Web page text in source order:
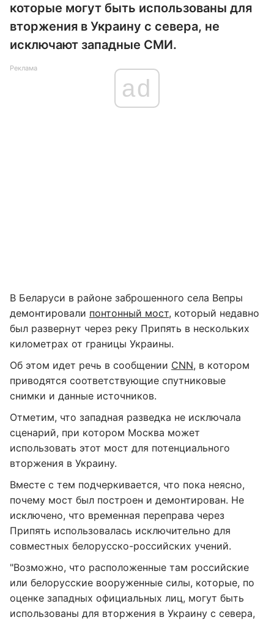
которые могут быть использованы для
вторжения в Украину с севера, не
исключают западные СМИ.
Реклама
ad
В Беларуси в районе заброшенного села Вепры
демонтировали понтонный мост, который недавно
был развернут через реку Припять в нескольких
километрах от границы Украины.
Об этом идет речь в сообщении СNN, в котором
приводятся соответствующие спутниковые
снимки и данные источников.
Отметим, что западная разведка не исключала
сценарий, при котором Москва может
использовать этот мост для потенциального
вторжения в Украину.
Вместе с тем подчеркивается, что пока неясно,
почему мост был построен и демонтирован. Не
исключено, что временная переправа через
Припять использовалась исключительно для
совместных белорусско-российских учений.
"Возможно, что расположенные там российские
или белорусские вооруженные силы, которые, по
оценке западных официальных лиц, могут быть
использованы для вторжения в Украину с севера,